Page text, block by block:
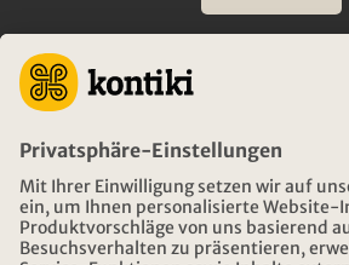
BERATUNG
NOTFALL AUF REISEN
ÖFFNUNGSZEITEN KONTIKI REISEN
DOWNLOAD UND LINKS